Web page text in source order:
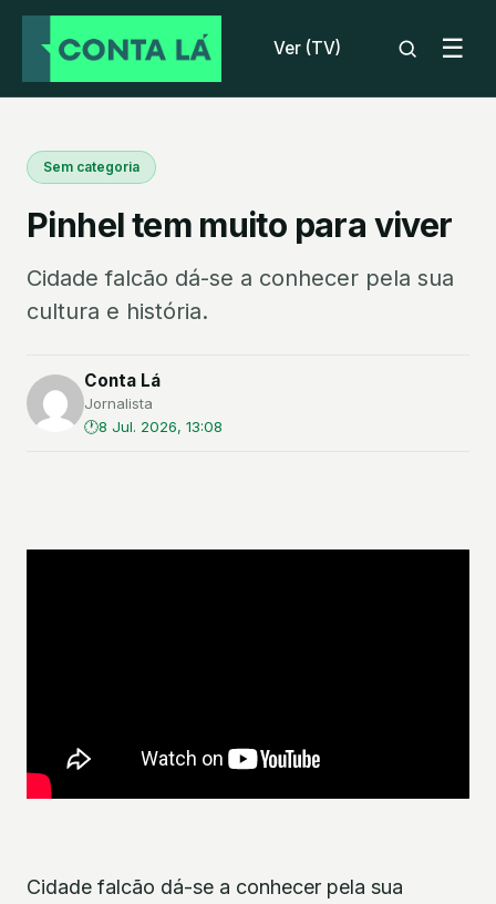
Ver (TV) ☰
Sem categoria
Pinhel tem muito para viver
Cidade falcão dá-se a conhecer pela sua
cultura e história.
Conta Lá
Jornalista
8 Jul. 2026, 13:08
Cidade falcão dá-se a conhecer pela sua